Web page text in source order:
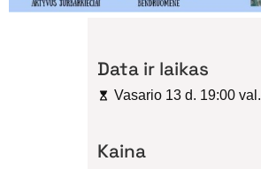
Data ir laikas
Vasario 13 d. 19:00 val.
Kaina